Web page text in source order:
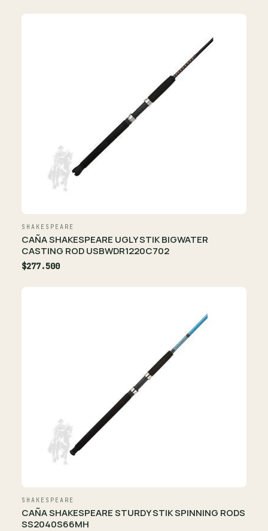
SHAKESPEARE
CAÑA SHAKESPEARE UGLY STIK BIGWATER
CASTING ROD USBWDR1220C702
$277.500
SHAKESPEARE
CAÑA SHAKESPEARE STURDY STIK SPINNING RODS
SS2040S66MH